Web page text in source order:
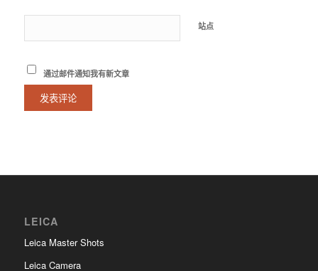
站点
通过邮件通知我有新文章
LEICA
Leica Master Shots
Leica Camera